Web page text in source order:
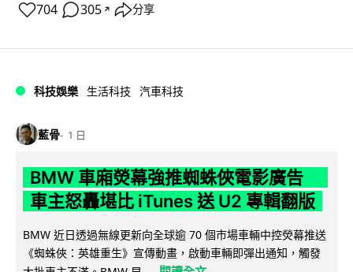
704 305 ↗ 分享
科技娛樂 生活科技 汽車科技
藍骨 1 日
BMW 車廂熒幕強推蜘蛛俠電影廣告
車主怒轟堪比 iTunes 送 U2 專輯翻版
BMW 近日透過無線更新向全球逾 70 個市場車輛中控熒幕推送
《蜘蛛俠：英雄重生》宣傳動畫，啟動車輛即彈出通知，觸發